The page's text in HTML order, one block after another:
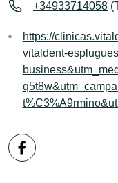
+34933714058
https://
vitaldent-